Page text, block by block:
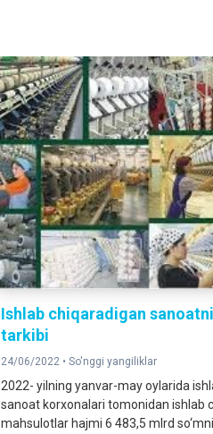
Ishlab chiqaradigan
tarkibi
24/06/2022 •So'nggi yangiliklar
2022- yilning yanvar-may oylarida
sanoat korxonalari tomonidan ishlab
mahsulotlar hajmi 6 483,5 mlrd